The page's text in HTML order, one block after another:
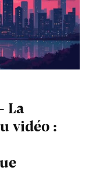
La
vidéo :